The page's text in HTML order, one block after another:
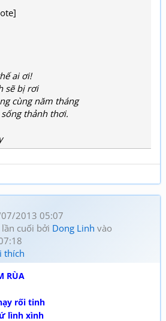
ai ơi!
sẽ bị rơi
cùng năm tháng
thảnh thơi.
2013 05:07
cuối bởi Dong Linh vào
thích
RÙA
rối tinh
lình xình